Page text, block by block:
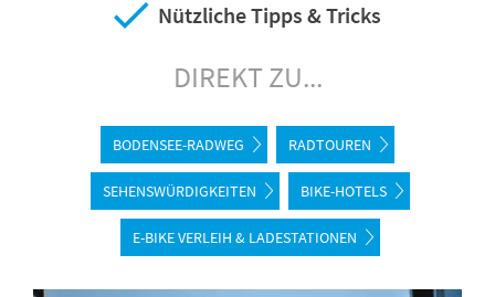
Nützliche Tipps & Tricks
DIREKT ZU...
BODENSEE-RADWEG RADTOUREN
SEHENSWÜRDIGKEITEN BIKE-HOTELS
E-BIKE VERLEIH & LADESTATIONEN